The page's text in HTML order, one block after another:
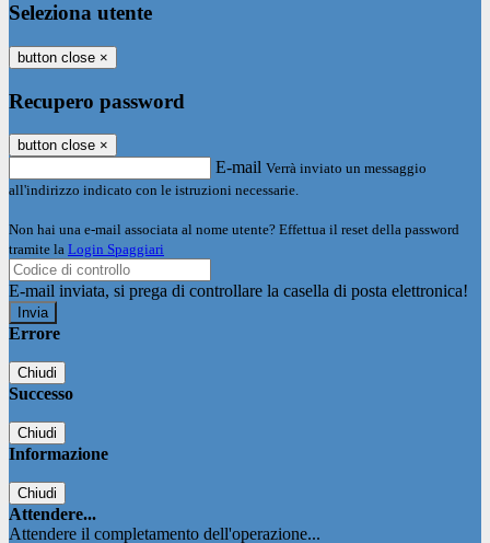
Seleziona utente
button close ×
Recupero password
button close ×
E-mail Verrà inviato un messaggio
all'indirizzo indicato con le istruzioni necessarie.
Non hai una e-mail associata al nome utente? Effettua il reset della password
tramite la Login Spaggiari
E-mail inviata, si prega di controllare la casella di posta elettronica!
Errore
Chiudi
Successo
Chiudi
Informazione
Chiudi
Attendere...
Attendere il completamento dell'operazione...